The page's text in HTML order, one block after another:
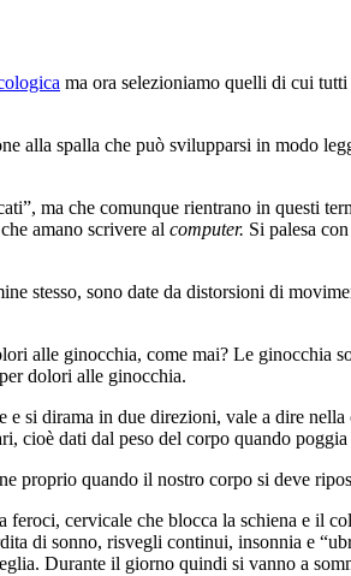
ma ora selezioniamo quelli di cui
spalla che può svilupparsi in modo
ma che comunque rientrano in questi
amano scrivere al computer. Si palesa
stesso, sono date da distorsioni di
alle ginocchia, come mai? Le
dolori alle ginocchia.
si dirama in due direzioni, vale a dire
cioè dati dal peso del corpo quando
proprio quando il nostro corpo si deve
cervicale che blocca la schiena e il
di sonno, risvegli continui, insonnia e
Durante il giorno quindi si vanno a